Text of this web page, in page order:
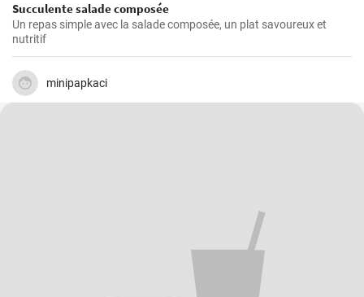
Succulente salade composée
Un repas simple avec la salade composée, un plat savoureux et
nutritif
minipapkaci